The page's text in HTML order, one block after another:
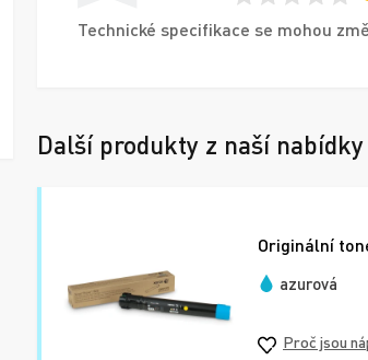
Technické specifikace se mohou
Další produkty z naší nabídky
Originální
azurová
Proč jsou